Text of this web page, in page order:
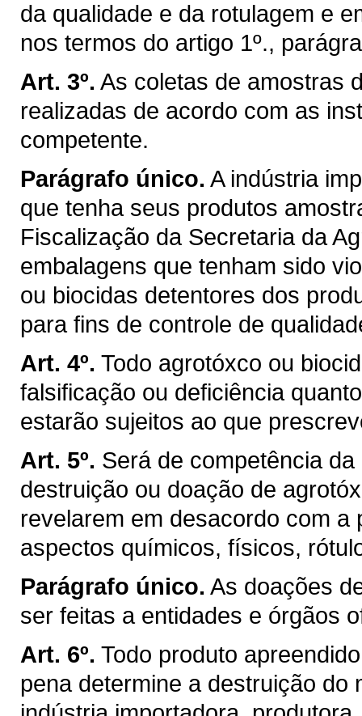
da qualidade e da rotulagem e
nos termos do artigo 1º.,
Art. 3º. As coletas de amostras
realizadas de acordo com as
competente.
Parágrafo único. A indústria
que tenha seus produtos
Fiscalização da Secretaria da
embalagens que tenham sido
ou biocidas detentores dos
para fins de controle de
Art. 4º. Todo agrotóxco ou
falsificação ou deficiência
estarão sujeitos ao que
Art. 5º. Será de competência
destruição ou doação de
revelarem em desacordo com
aspectos químicos, físicos,
Parágrafo único. As doações
ser feitas a entidades e órgãos
Art. 6º. Todo produto
pena determine a destruição